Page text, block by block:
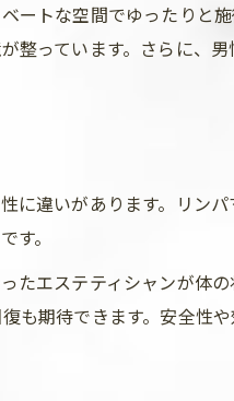
極めポイント
の探し方
ースの魅力
質を実感しよう
ートな空間でゆったりと
っています。さらに、
違いがあります。リン
す。
エステティシャンが体
も期待できます。安全性